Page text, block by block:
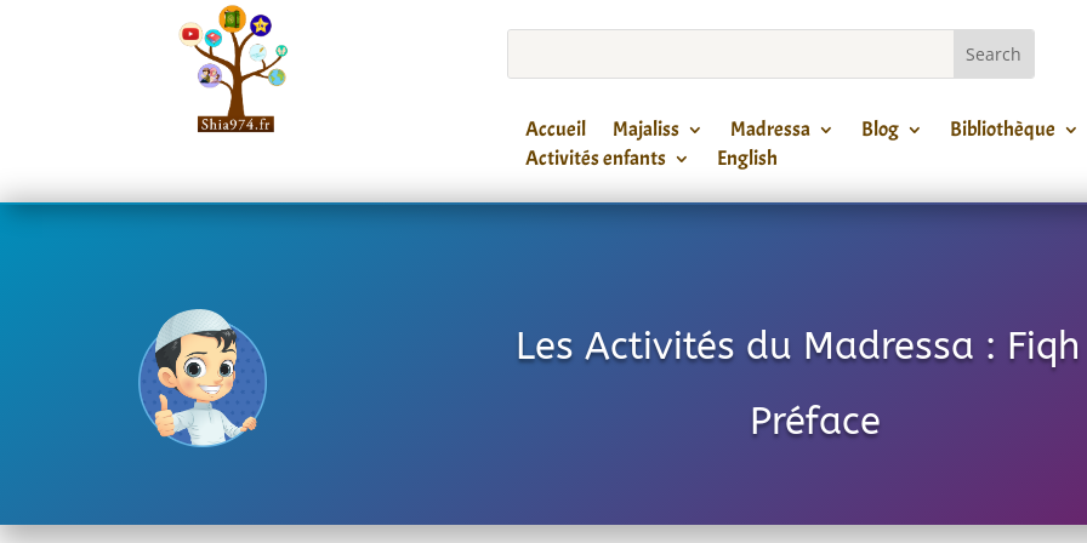
Accueil Majaliss Madressa Blog
Bibliothèque
Activités enfants
English
Les Activités du Madressa :
Préface